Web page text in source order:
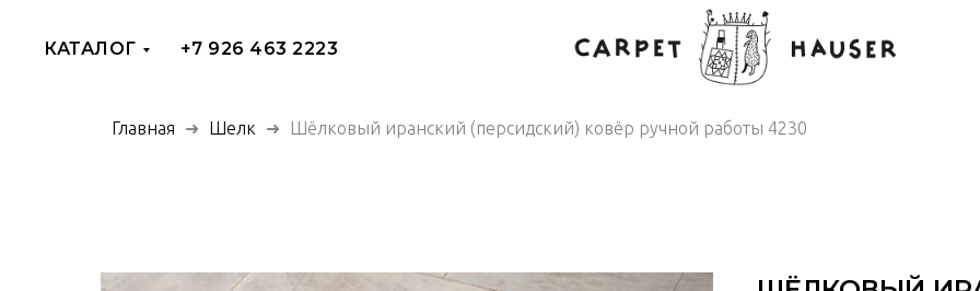
КАТАЛОГ +7 926 463 2223
Главная Шелк Шёлковый иранский (персидский) ковёр ручной работы 4230